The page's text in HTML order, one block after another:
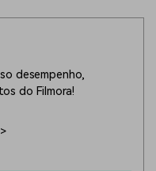
desempenho,
do Filmora!